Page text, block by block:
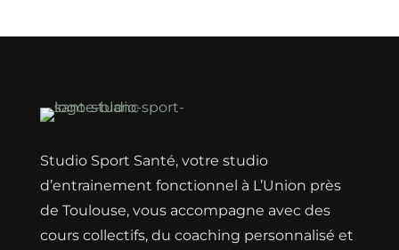
Studio Sport Santé, votre studio
d’entrainement fonctionnel à L’Union près
de Toulouse, vous accompagne avec des
cours collectifs, du coaching personnalisé et